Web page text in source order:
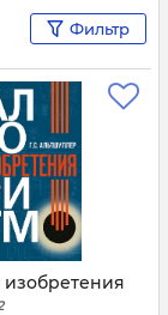
Фильтр